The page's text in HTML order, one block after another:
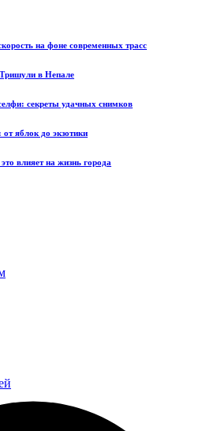
на фоне современных трасс
в Непале
секреты удачных снимков
яблок до экзотики
влияет на жизнь города